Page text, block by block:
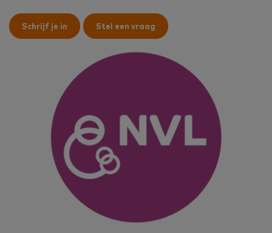
Schrijf je in Stel een vraag